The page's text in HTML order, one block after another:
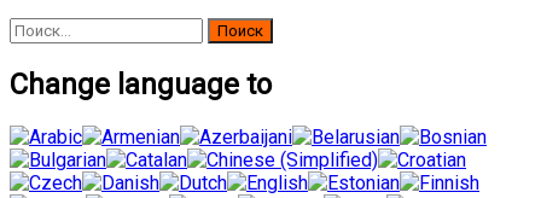
Найти:
Change language to